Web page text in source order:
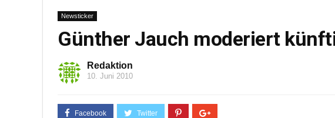
Newsticker
Günther Jauch moderiert
Redaktion
10. Juni 2010